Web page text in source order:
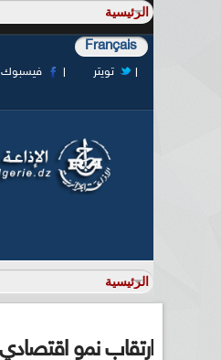
Français
فيسبوك
تويتر